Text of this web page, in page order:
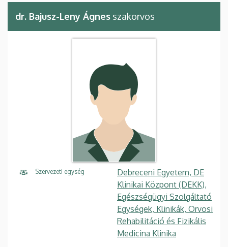
dr. Bajusz-Leny Ágnes szakorvos
Szervezeti egység
Debreceni Egyetem, DE
Klinikai Központ (DEKK),
Egészségügyi Szolgáltató
Egységek, Klinikák, Orvosi
Rehabilitáció és Fizikális
Medicina Klinika